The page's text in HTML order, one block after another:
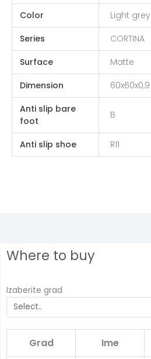
Color
Light grey
Series
CORTINA
Surface
Matte
Dimension
60x60x0,9
Anti slip bare
foot
B
Anti slip shoe R11
Where to buy
Izaberite grad
Grad Ime